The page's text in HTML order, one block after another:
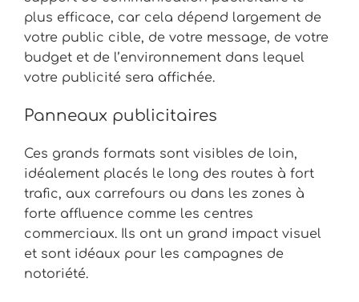
plus efficace, car cela dépend largement de
votre public cible, de votre message, de votre
budget et de l’environnement dans lequel
votre publicité sera affichée.
Panneaux publicitaires
Ces grands formats sont visibles de loin,
idéalement placés le long des routes à fort
trafic, aux carrefours ou dans les zones à
forte affluence comme les centres
commerciaux. Ils ont un grand impact visuel
et sont idéaux pour les campagnes de
notoriété.